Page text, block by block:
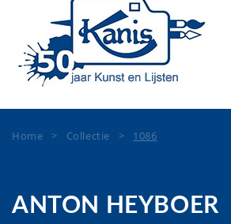
Home > Collectie > 1086
ANTON HEYBOER